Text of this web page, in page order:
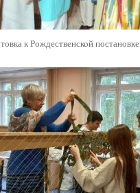
к Рождественской постановке